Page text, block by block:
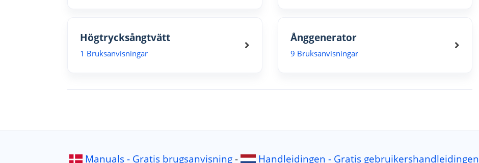
Högtrycksångtvätt
1 Bruksanvisningar
Ånggenerator
9 Bruksanvisningar
Manuals - Gratis brugsanvisning- Handleidingen - Gratis gebruikershandleidingen